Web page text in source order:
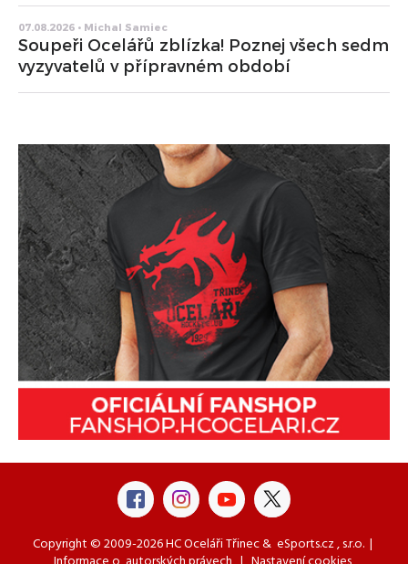
07.08.2026 • Michal Samiec
Soupeři Ocelářů zblízka! Poznej všech sedm
vyzyvatelů v přípravném období
Copyright © 2009-2026 HC Oceláři Třinec & eSports.cz, s.r.o. |